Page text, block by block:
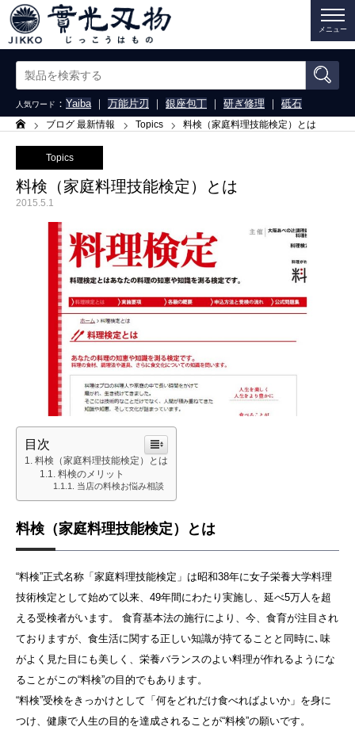
メニュー
人気ワード ： Yaiba｜ 万能片刃 ｜ 銀座包丁 ｜ 研ぎ修理 ｜ 砥石
ーム ブログ 最新情報 Topics 料検（家庭料理技能検定）とは
Topics
料検（家庭料理技能検定）とは
2015.5.1
目次
料検（家庭料理技能検定）とは
料検のメリット
当店の料検お悩み相談
料検（家庭料理技能検定）とは
“料検”正式名称「家庭料理技能検定」は昭和38年に女子栄養大学料理
技術検定として始めて以来、49年間にわたり実施し、延べ5万人を超
える受検者がいます。 食育基本法の施行により、今、食育が注目され
ておりますが、食生活に関する正しい知識が持てることと同時に､味
がよく見た目にも美しく、栄養バランスのよい料理が作れるようにな
ることがこの“料検”の目的でもあります。
“料検”受検をきっかけとして「何をどれだけ食べればよいか」を身に
つけ、健康で人生の目的を達成されることが“料検”の願いです。